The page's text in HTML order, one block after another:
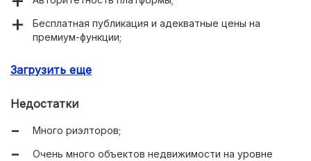
Бесплатная публикация и адекватные цены на
премиум-функции;
Загрузить еще
Недостатки
Много риэлторов;
Очень много объектов недвижимости на уровне